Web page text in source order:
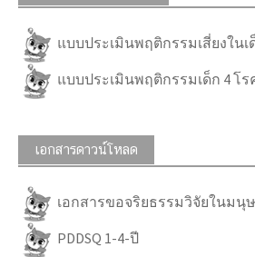
แบบประเมินพฤติกรรมเสี่ยงใน
แบบประเมินพฤติกรรมเด็ก 4 โร
เอกสารดาวน์โหลด
เอกสารขอจริยธรรมวิจัยในมนุ
PDDSQ 1-4-ปี